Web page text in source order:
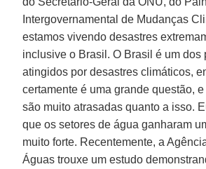
Intergovernamental de Mudanças
estamos vivendo desastres
inclusive o Brasil. O Brasil é um dos
atingidos por desastres climáticos,
certamente é uma grande questão,
são muito atrasadas quanto a isso.
que os setores de água ganharam
muito forte. Recentemente, a
Águas trouxe um estudo